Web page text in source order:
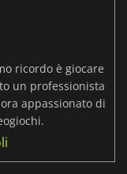
ricordo è giocare
un professionista
appassionato di